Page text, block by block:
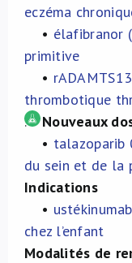
eczéma
• élafibranor
primitive
•
thrombotique
.
Nouveaux
• talazoparib
du sein et de la
Indications
•
chez l’enfant
Modalités de